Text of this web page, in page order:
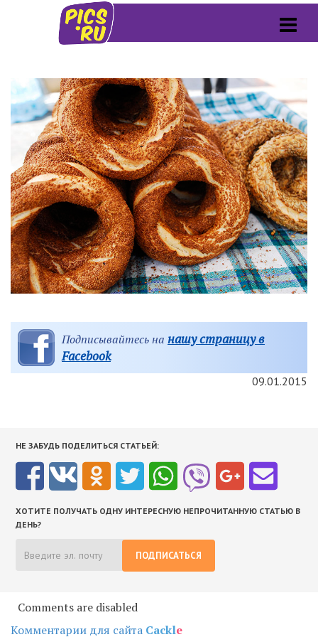
Подписывайтесь на нашу страницу в
Facebook
09.01.2015
НЕ ЗАБУДЬ ПОДЕЛИТЬСЯ СТАТЬЕЙ:
ХОТИТЕ ПОЛУЧАТЬ ОДНУ ИНТЕРЕСНУЮ НЕПРОЧИТАННУЮ СТАТЬЮ В
ДЕНЬ?
ПОДПИСАТЬСЯ
Comments are disabled
Комментарии для сайта Cackle